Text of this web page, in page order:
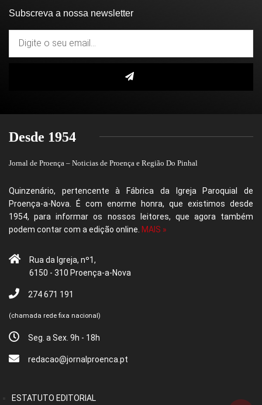
Subscreva a nossa newsletter
Desde 1954
Jornal de Proença – Noticias de Proença e Região Do Pinhal
Quinzenário, pertencente à Fábrica da Igreja Paroquial de
Proença-a-Nova. É com enorme honra, que existimos desde
1954, para informar os nossos leitores, que agora também
podem contar com a edição online. MAIS »
Rua da Igreja, nº1,
6150 - 310 Proença-a-Nova
274 671 191
(chamada rede fixa nacional)
Seg. a Sex. 9h - 18h
redacao@jornalproenca.pt
ESTATUTO EDITORIAL